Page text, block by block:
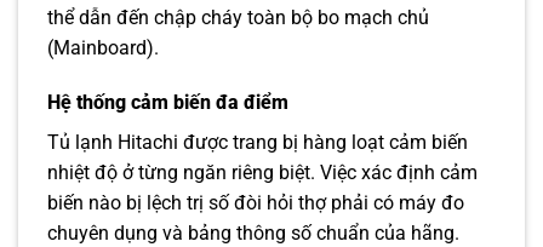
thể dẫn đến chập cháy toàn bộ bo mạch chủ
(Mainboard).
Hệ thống cảm biến đa điểm
Tủ lạnh Hitachi được trang bị hàng loạt cảm biến
nhiệt độ ở từng ngăn riêng biệt. Việc xác định cảm
biến nào bị lệch trị số đòi hỏi thợ phải có máy đo
chuyên dụng và bảng thông số chuẩn của hãng.